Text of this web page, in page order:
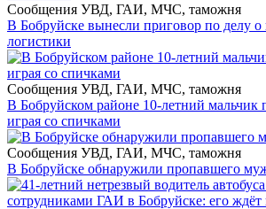
Сообщения УВД, ГАИ, МЧС, таможня
В Бобруйске вынесли приговор по делу о
логистики
Сообщения УВД, ГАИ, МЧС, таможня
В Бобруйском районе 10-летний мальчик
играя со спичками
Сообщения УВД, ГАИ, МЧС, таможня
В Бобруйске обнаружили пропавшего